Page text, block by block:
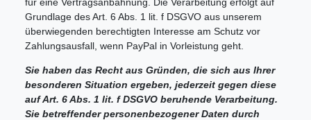
Grundlage des Art. 6 Abs. 1 lit. f DSGVO aus unserem
überwiegenden berechtigten Interesse am Schutz vor
Zahlungsausfall, wenn PayPal in Vorleistung geht.
Sie haben das Recht aus Gründen, die sich aus Ihrer
besonderen Situation ergeben, jederzeit gegen diese
auf Art. 6 Abs. 1 lit. f DSGVO beruhende Verarbeitung.
Sie betreffender personenbezogener Daten durch